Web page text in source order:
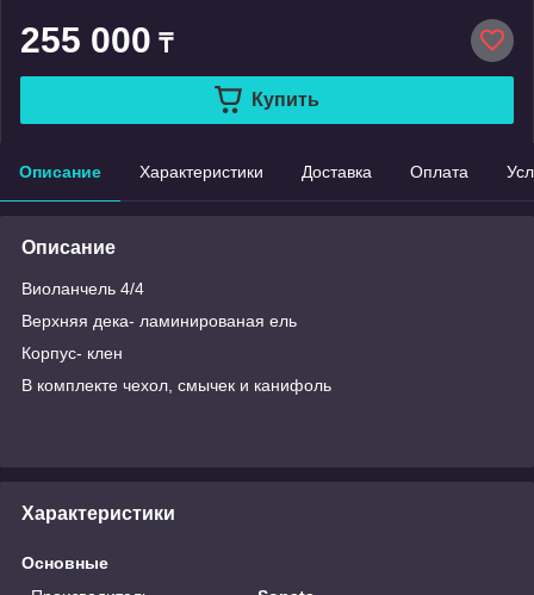
255 000 ₸
Купить
Описание Характеристики Доставка Оплата
Описание
Виоланчель 4/4
Верхняя дека- ламинированая ель
Корпус- клен
В комплекте чехол, смычек и канифоль
Характеристики
Основные